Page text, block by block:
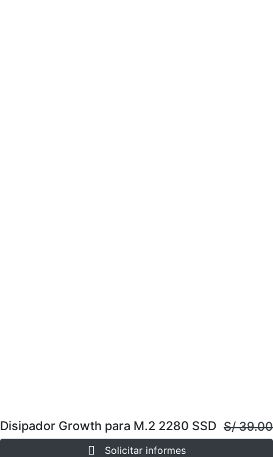
Disipador Growth para M.2 2280 SSD S/ 39.00
Solicitar informes